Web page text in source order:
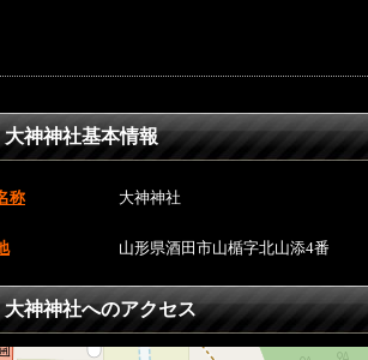
大神神社基本情報
称 大神神社
山形県酒田市山楯字北山添4番
大神神社へのアクセス